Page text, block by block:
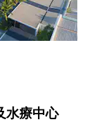
水療中心